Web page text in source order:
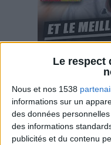
Le respect
Nous et nos 1538
informations sur un
des données
des informations
publicités et du contenu
Savane, LU,
Webinaires